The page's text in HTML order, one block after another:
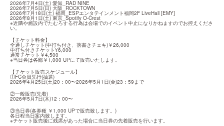
2026年7月4日(土) 愛知_RAD NINE
2026年7月5日(日) 大阪_ROCKTOWN
2026年7月18日(土) 福岡_ESPエンタテインメント福岡2F LiveHall [EMY]
2026年8月1日(土) 東京_Spotify O-Crest
※近隣や施設内でたむろする行為は会場でのイベント中止になりかねますのでお控えくださ
い。
【チケット料金】
全通しチケット(中打ち付き、落書きチェキ)￥26,000
中打ち付きチケット¥6,000
通常チケット￥4,500
※当日券は各部￥1,000 UPにて販売いたします。
【チケット販売スケジュール】
①FC会員先行(抽選)
2026年4月25日(土)20：00〜2026年5月1日(金)23：59まで
②一般販売(先着)
2026年5月7日(木)12：00〜
③当日券(各券種 ￥1,000 UPで販売致します。)
各日程当日案内致します。
※チケット販売後に残席があった場合に当日券の先着販売を行います。